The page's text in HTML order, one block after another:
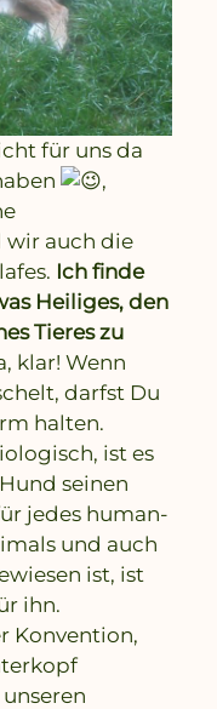
für uns da
,
wir auch die
Ich finde
Heiliges, den
Tieres zu
klar! Wenn
darfst Du
halten.
ist es
seinen
jedes human-
und auch
ist, ist
ihn.
Konvention,